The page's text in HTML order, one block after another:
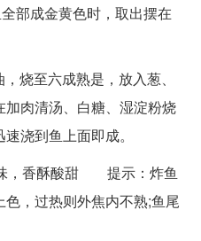
部成金黄色时，取出摆在
至六成熟是，放入葱、
肉清汤、白糖、湿淀粉烧
浇到鱼上面即成。
，香酥酸甜 提示：炸鱼
，过热则外焦内不熟;鱼尾